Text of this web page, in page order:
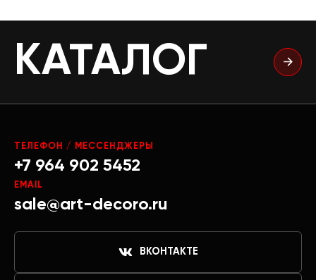
КАТАЛОГ
ТЕЛЕФОН / МЕССЕНДЖЕРЫ
+7 964 902 5452
EMAIL
sale@art-decoro.ru
ВКОНТАКТЕ